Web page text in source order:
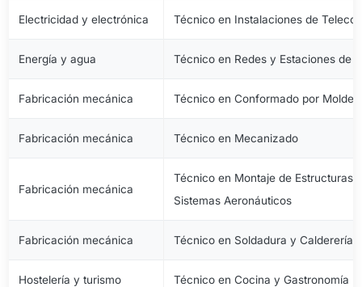
Electricidad y electrónica Técnico en Instalaciones de
Energía y agua Técnico en Redes y Estaciones de
Fabricación mecánica Técnico en Conformado por
Fabricación mecánica Técnico en Mecanizado
Fabricación mecánica
Técnico en Montaje de Estructuras
Sistemas Aeronáuticos
Fabricación mecánica Técnico en Soldadura y Calderería
Hostelería y turismo Técnico en Cocina y Gastronomía